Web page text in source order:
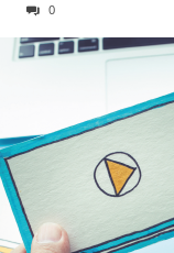
0